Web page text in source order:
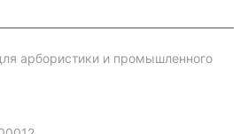
арбористики и промышленного